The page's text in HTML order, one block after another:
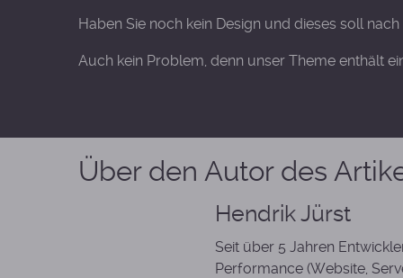
Haben Sie noch kein Design und dieses soll
Auch kein Problem, denn unser Theme enthält
Über den Autor des
Hendrik Jürst
Seit über 5 Jahren
Performance (Website,